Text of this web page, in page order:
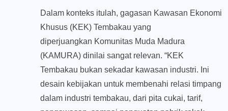
Dalam konteks itulah, gagasan Kawasan Ekonomi
Khusus (KEK) Tembakau yang
diperjuangkan Komunitas Muda Madura
(KAMURA) dinilai sangat relevan. “KEK
Tembakau bukan sekadar kawasan industri. Ini
desain kebijakan untuk membenahi relasi timpang
dalam industri tembakau, dari pita cukai, tarif,